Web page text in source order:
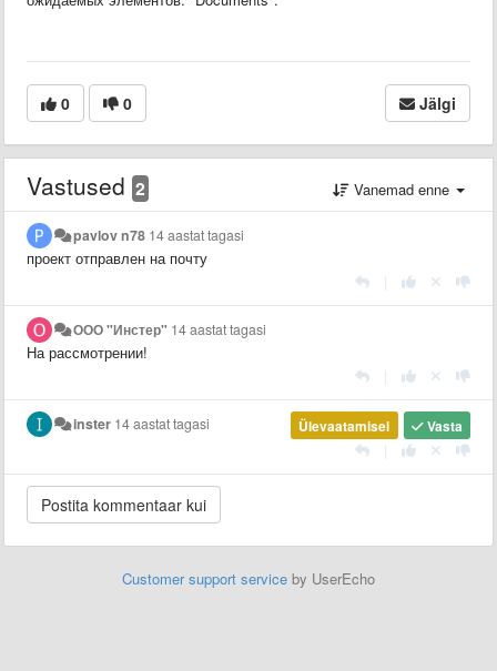
0 0 Jälgi
Vastused 2 Vanemad enne
pavlov n78 14 aastat tagasi
проект отправлен на почту
ООО "Инстер" 14 aastat tagasi
На рассмотрении!
Vasta
Ülevaatamisel
inster 14 aastat tagasi
Customer support service by UserEcho